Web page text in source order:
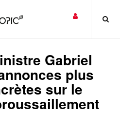
Gabriel
plus
sur le